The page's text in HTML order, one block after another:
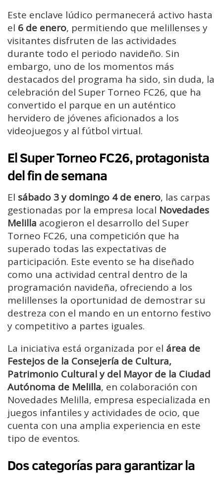
Este enclave lúdico permanecerá activo hasta
el 6 de enero, permitiendo que melillenses y
visitantes disfruten de las actividades
durante todo el periodo navideño. Sin
embargo, uno de los momentos más
destacados del programa ha sido, sin duda, la
celebración del Super Torneo FC26, que ha
convertido el parque en un auténtico
hervidero de jóvenes aficionados a los
videojuegos y al fútbol virtual.
El Super Torneo FC26, protagonista
del fin de semana
El sábado 3 y domingo 4 de enero, las carpas
gestionadas por la empresa local Novedades
Melilla acogieron el desarrollo del Super
Torneo FC26, una competición que ha
superado todas las expectativas de
participación. Este evento se ha diseñado
como una actividad central dentro de la
programación navideña, ofreciendo a los
melillenses la oportunidad de demostrar su
destreza con el mando en un entorno festivo
y competitivo a partes iguales.
La iniciativa está organizada por el área de
Festejos de la Consejería de Cultura,
Patrimonio Cultural y del Mayor de la Ciudad
Autónoma de Melilla, en colaboración con
Novedades Melilla, empresa especializada en
juegos infantiles y actividades de ocio, que
cuenta con una amplia experiencia en este
tipo de eventos.
Dos categorías para garantizar la